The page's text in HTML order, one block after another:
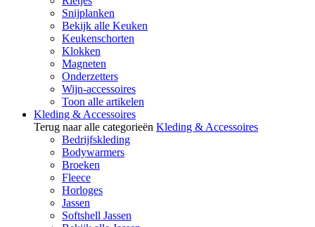
Snijplanken
Bekijk alle Keuken
Keukenschorten
Klokken
Magneten
Onderzetters
Wijn-accessoires
Toon alle artikelen
Kleding & Accessoires
Terug naar alle categorieën Kleding & Accessoires
Bedrijfskleding
Bodywarmers
Broeken
Fleece
Horloges
Jassen
Softshell Jassen